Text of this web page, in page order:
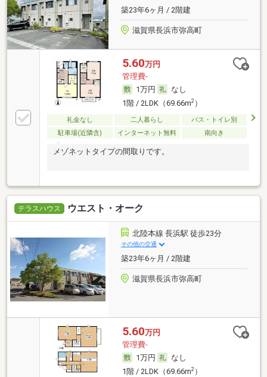
築23年6ヶ月 / 2階建
滋賀県長浜市弥高町
5.60万円
管理費-
1万円
なし
1階 / 2LDK（69.66m2）
礼金なし 二人暮らし
バス・トイレ別
駐車場(近隣含)
インターネット無料 南向き
メゾネットタイプの間取りです。
テラスハウス ウエスト・オーク
北陸本線 長浜駅 徒歩23分
その他の交通
築23年6ヶ月 / 2階建
滋賀県長浜市弥高町
5.60万円
管理費-
1万円
なし
1階 / 2LDK（69.66m2）